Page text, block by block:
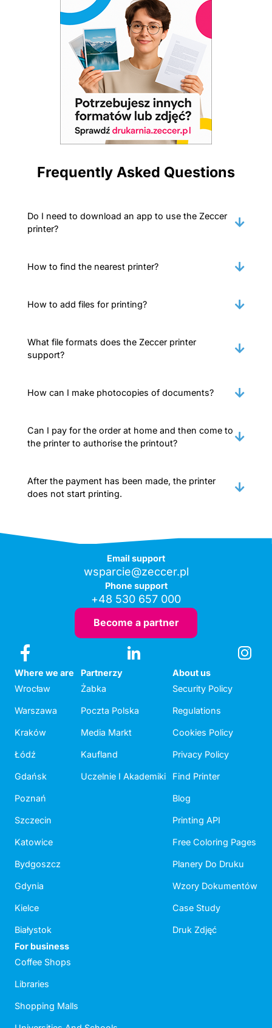
Frequently Asked Questions
Do I need to download an app to use the Zeccer
printer?
How to find the nearest printer?
How to add files for printing?
What file formats does the Zeccer printer
support?
How can I make photocopies of documents?
Can I pay for the order at home and then come to
the printer to authorise the printout?
After the payment has been made, the printer
does not start printing.
Email support
wsparcie@zeccer.pl
Phone support
+48 530 657 000
Become a partner
Where we are
Wrocław
Warszawa
Kraków
Łódź
Gdańsk
Poznań
Szczecin
Katowice
Bydgoszcz
Gdynia
Kielce
Białystok
Partnerzy
Żabka
Poczta Polska
Media Markt
Kaufland
Uczelnie I Akademiki
About us
Security Policy
Regulations
Cookies Policy
Privacy Policy
Find Printer
Blog
Printing API
Free Coloring Pages
Planery Do Druku
Wzory Dokumentów
Case Study
Druk Zdjęć
For business
Coffee Shops
Libraries
Shopping Malls